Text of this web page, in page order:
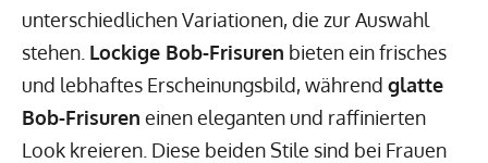
unterschiedlichen Variationen, die zur Auswahl
stehen. Lockige Bob-Frisuren bieten ein frisches
und lebhaftes Erscheinungsbild, während glatte
Bob-Frisuren einen eleganten und raffinierten
Look kreieren. Diese beiden Stile sind bei Frauen